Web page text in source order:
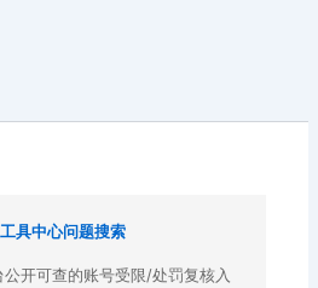
工具中心问题搜索
开可查的账号受限/处罚复核入